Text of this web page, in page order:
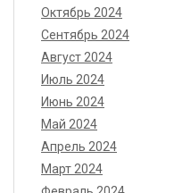
Октябрь 2024
Сентябрь 2024
Август 2024
Июль 2024
Июнь 2024
Май 2024
Апрель 2024
Март 2024